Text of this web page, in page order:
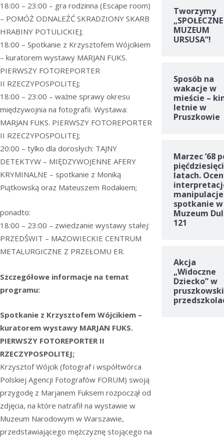
18:00 – 23:00 – gra rodzinna (Escape room)
– POMÓŻ ODNALEŹĆ SKRADZIONY SKARB
HRABINY POTULICKIEJ;
18:00 – Spotkanie z Krzysztofem Wójcikiem
– kuratorem wystawy MARJAN FUKS.
PIERWSZY FOTOREPORTER
II RZECZYPOSPOLITEJ;
18:00 – 23:00 – ważne sprawy okresu
międzywojnia na fotografii. Wystawa:
MARJAN FUKS. PIERWSZY FOTOREPORTER
II RZECZYPOSPOLITEJ;
20:00 – tylko dla dorosłych: TAJNY
DETEKTYW – MIĘDZYWOJENNE AFERY
KRYMINALNE – spotkanie z Moniką
Piątkowską oraz Mateuszem Rodakiem;
ponadto:
18:00 – 23:00 – zwiedzanie wystawy stałej:
PRZEDŚWIT – MAZOWIECKIE CENTRUM
METALURGICZNE Z PRZEŁOMU ER.
Szczegółowe informacje na temat
programu:
Spotkanie z Krzysztofem Wójcikiem –
kuratorem wystawy MARJAN FUKS.
PIERWSZY FOTOREPORTER II
RZECZYPOSPOLITEJ;
Krzysztof Wójcik (fotograf i współtwórca
Polskiej Agencji Fotografów FORUM) swoją
przygodę z Marjanem Fuksem rozpoczął od
zdjęcia, na które natrafił na wystawie w
Muzeum Narodowym w Warszawie,
przedstawiającego mężczyznę stojącego na
Tworzymy
„SPOŁECZNE
MUZEUM
URSUSA”!
Sposób na
wakacje w
mieście –
letnie w
Pruszkowie
Marzec ’68
latach.
spotkanie w
Muzeum
121
Akcja
„Widoczne
Dziecko” w